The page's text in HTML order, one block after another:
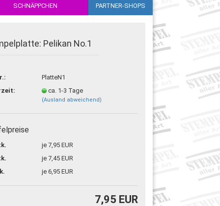
SCHNÄPPCHEN PARTNER-SHOPS
Pelikan No.1
PlatteN1
ca. 1-3 Tage
(Ausland abweichend)
je 7,95 EUR
je 7,45 EUR
je 6,95 EUR
7,95 EUR